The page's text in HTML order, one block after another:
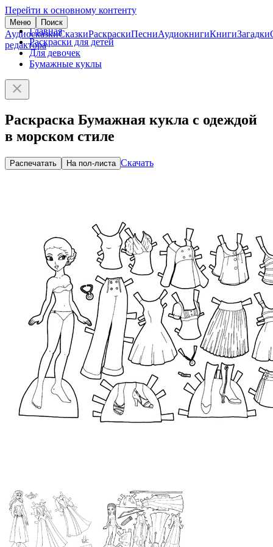
Перейти к основному контенту
Меню Поиск
АудиосказкиСказкиРаскраскиПесниАудиокнигиКнигиЗагадки
редактора
Главная
Раскраски для детей
Для девочек
Бумажные куклы
Раскраска Бумажная кукла с одеждой
в морском стиле
Распечатать На пол-листа Скачать